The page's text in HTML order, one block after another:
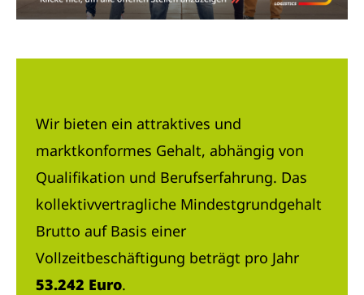
Wir bieten ein attraktives und
marktkonformes Gehalt, abhängig von
Qualifikation und Berufserfahrung. Das
kollektivvertragliche Mindestgrundgehalt
Brutto auf Basis einer
Vollzeitbeschäftigung beträgt pro Jahr
53.242 Euro.